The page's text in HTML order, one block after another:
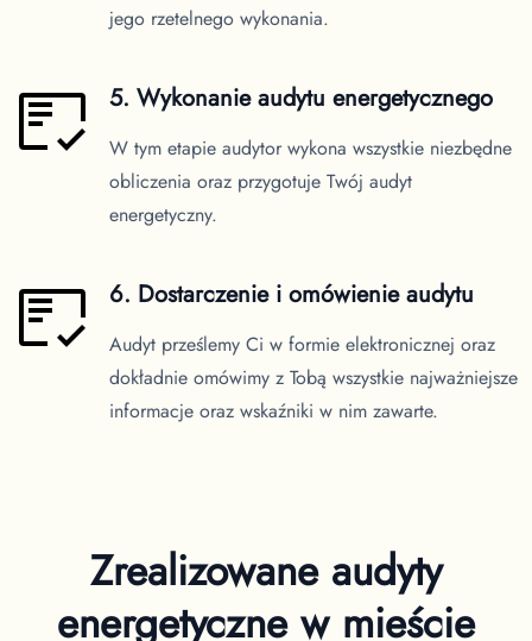
jego rzetelnego wykonania.
5. Wykonanie audytu energetycznego
W tym etapie audytor wykona wszystkie niezbędne
obliczenia oraz przygotuje Twój audyt
energetyczny.
6. Dostarczenie i omówienie audytu
Audyt prześlemy Ci w formie elektronicznej oraz
dokładnie omówimy z Tobą wszystkie najważniejsze
informacje oraz wskaźniki w nim zawarte.
Zrealizowane audyty
energetyczne w mieście